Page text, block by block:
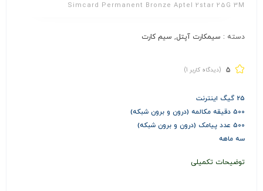
Simcard Permanent Bronze Aptel 2star 25G 3M
دسته : سیمکارت آپتل, سیم کارت
5 (دیدگاه کاربر 1
)
25 گیگ اینترنت
500 دقیقه مکالمه (درون و برون شبکه)
500 عدد پیامک (درون و برون شبکه)
سه ماهه
توضیحات تکمیلی